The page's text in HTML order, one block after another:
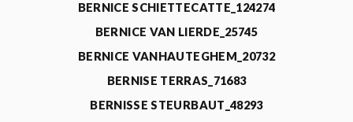
BERNICE SCHIETTECATTE_124274
BERNICE VAN LIERDE_25745
BERNICE VANHAUTEGHEM_20732
BERNISE TERRAS_71683
BERNISSE STEURBAUT_48293